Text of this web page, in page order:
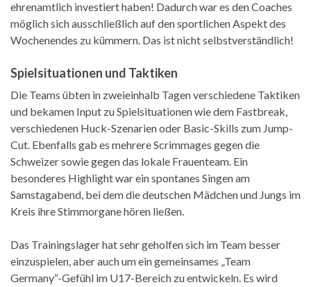
ehrenamtlich investiert haben! Dadurch war es den Coaches
möglich sich ausschließlich auf den sportlichen Aspekt des
Wochenendes zu kümmern. Das ist nicht selbstverständlich!
Spielsituationen und Taktiken
Die Teams übten in zweieinhalb Tagen verschiedene Taktiken
und bekamen Input zu Spielsituationen wie dem Fastbreak,
verschiedenen Huck-Szenarien oder Basic-Skills zum Jump-
Cut. Ebenfalls gab es mehrere Scrimmages gegen die
Schweizer sowie gegen das lokale Frauenteam. Ein
besonderes Highlight war ein spontanes Singen am
Samstagabend, bei dem die deutschen Mädchen und Jungs im
Kreis ihre Stimmorgane hören ließen.
Das Trainingslager hat sehr geholfen sich im Team besser
einzuspielen, aber auch um ein gemeinsames „Team
Germany“-Gefühl im U17-Bereich zu entwickeln. Es wird